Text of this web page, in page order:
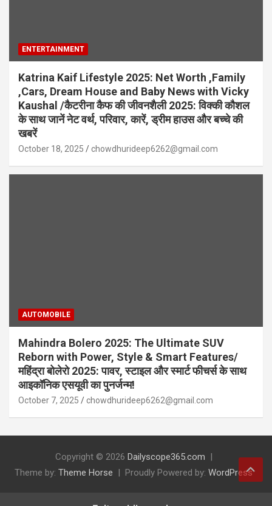
ENTERTAINMENT
Katrina Kaif Lifestyle 2025: Net Worth ,Family
,Cars, Dream House and Baby News with Vicky
Kaushal /कैटरीना कैफ की जीवनशैली 2025: विक्की कौशल
के साथ जानें नेट वर्थ, परिवार, कारें, ड्रीम हाउस और बच्चे की
खबरें
October 18, 2025 chowdhurideep6262@gmail.com
AUTOMOBILE
Mahindra Bolero 2025: The Ultimate SUV
Reborn with Power, Style & Smart Features/
महिंद्रा बोलेरो 2025: पावर, स्टाइल और स्मार्ट फीचर्स के साथ
आइकॉनिक एसयूवी का पुनर्जन्म!
October 7, 2025 chowdhurideep6262@gmail.com
Copyright © 2026 Dailyscope365.com
Theme by: Theme Horse Proudly Powered by: WordPress